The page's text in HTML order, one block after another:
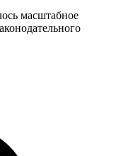
масштабное